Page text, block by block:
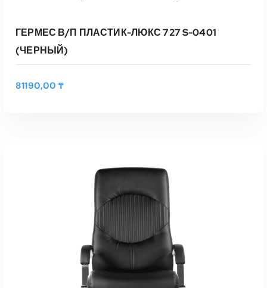
Быстрый Просмотр
ГЕРМЕС В/П ПЛАСТИК-ЛЮКС 727 S-0401
(ЧЕРНЫЙ)
81190,00₸